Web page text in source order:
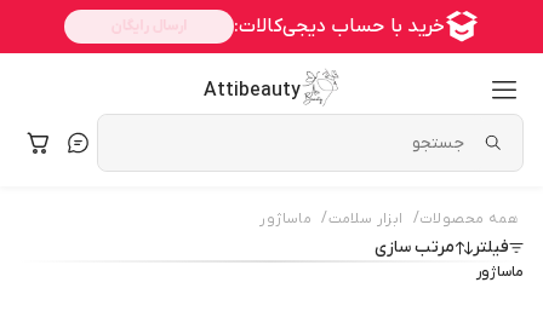
Attibeauty
همه محصولات/ ابزار سلامت/ ماساژور
فیلتر مرتب سازی
ماساژور